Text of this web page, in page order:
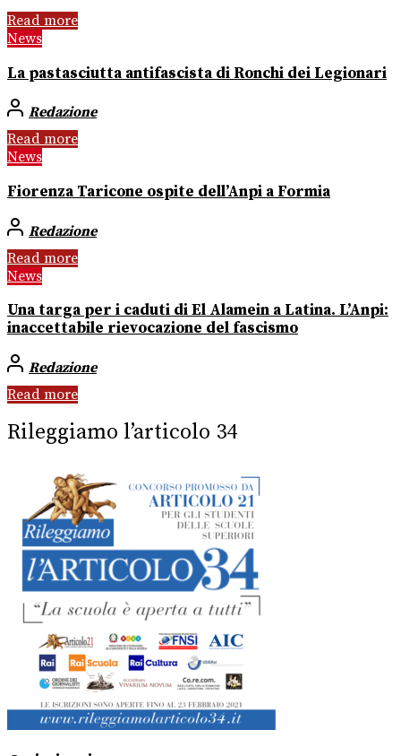
Read more
News
La pastasciutta antifascista di Ronchi dei Legionari
Redazione
Read more
News
Fiorenza Taricone ospite dell’Anpi a Formia
Redazione
Read more
News
Una targa per i caduti di El Alamein a Latina. L’Anpi:
inaccettabile rievocazione del fascismo
Redazione
Read more
Rileggiamo l’articolo 34